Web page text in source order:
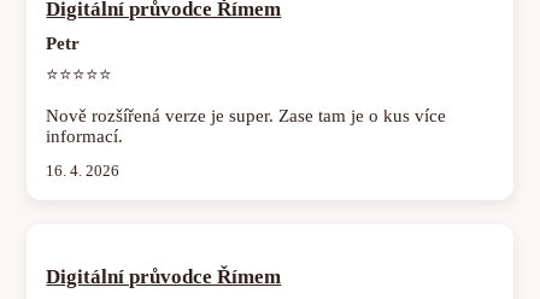
Digitální průvodce Římem
Petr
⭐⭐⭐⭐⭐
Nově rozšířená verze je super. Zase tam je o kus více
informací.
16. 4. 2026
Digitální průvodce Římem